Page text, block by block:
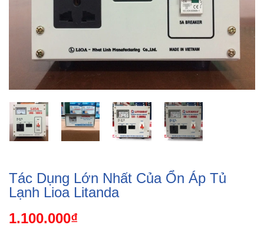
Tác Dụng Lớn Nhất Của Ổn Áp Tủ
Lạnh Lioa Litanda
1.100.000₫